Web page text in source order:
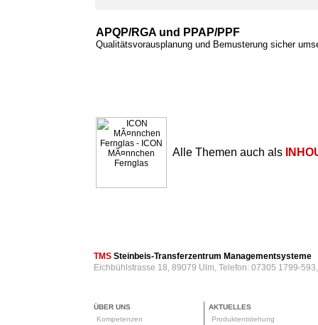
APQP/RGA und PPAP/PPF
Qualitätsvorausplanung und Bemusterung sicher
Alle Themen auch als
TMS Steinbeis-Transferzentrum Managementsysteme
Eichbühlstrasse 18, 89079 Ulm, Telefon: 07305 1799-
ÜBER UNS
Kompetenzen
AKTUELLES
Produktentstehung